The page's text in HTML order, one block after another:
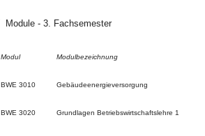
Module - 3. Fachsemester
Modul Modulbezeichnung
BWE 3010 Gebäudeenergieversorgung
BWE 3020 Grundlagen Betriebswirtschaftslehre 1